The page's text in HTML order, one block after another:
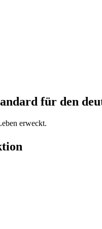
für den
erweckt.